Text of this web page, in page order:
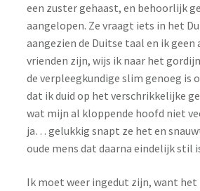
een zuster gehaast, en behoorlijk
aangelopen. Ze vraagt iets in het
aangezien de Duitse taal en ik geen
vrienden zijn, wijs ik naar het
de verpleegkundige slim genoeg is
dat ik duid op het verschrikkelijke
wat mijn al kloppende hoofd niet
ja… gelukkig snapt ze het en
oude mens dat daarna eindelijk stil
Ik moet weer ingedut zijn, want het